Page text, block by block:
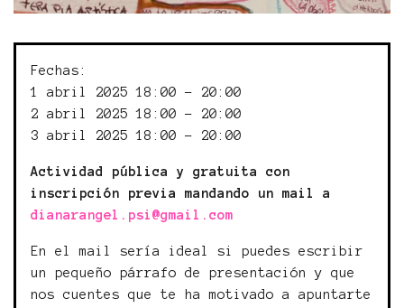
Fechas:
1 abril 2025 18:00 - 20:00
2 abril 2025 18:00 - 20:00
3 abril 2025 18:00 - 20:00
Actividad pública y gratuita con
inscripción previa mandando un mail a
dianarangel.psi@gmail.com
En el mail sería ideal si puedes escribir
un pequeño párrafo de presentación y que
nos cuentes que te ha motivado a apuntarte